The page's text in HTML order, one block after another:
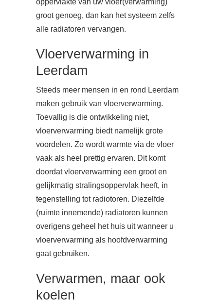
groot genoeg, dan kan het systeem zelfs
alle radiatoren vervangen.
Vloerverwarming in
Leerdam
Steeds meer mensen in en rond Leerdam
maken gebruik van vloerverwarming.
Toevallig is die ontwikkeling niet,
vloerverwarming biedt namelijk grote
voordelen. Zo wordt warmte via de vloer
vaak als heel prettig ervaren. Dit komt
doordat vloerverwarming een groot en
gelijkmatig stralingsoppervlak heeft, in
tegenstelling tot radiotoren. Diezelfde
(ruimte innemende) radiatoren kunnen
overigens geheel het huis uit wanneer u
vloerverwarming als hoofdverwarming
gaat gebruiken.
Verwarmen, maar ook
koelen